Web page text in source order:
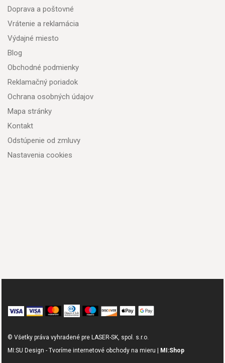
Doprava a poštovné
Vrátenie a reklamácia
Výdajné miesto
Blog
Obchodné podmienky
Reklamačný poriadok
Ochrana osobných údajov
Mapa stránky
Kontakt
Odstúpenie od zmluvy
Nastavenia cookies
© Všetky práva vyhradené pre LASER-SK, spol. s.r.o.
MI:SU Design - Tvoríme internetové obchody na mieru |
MI:Shop